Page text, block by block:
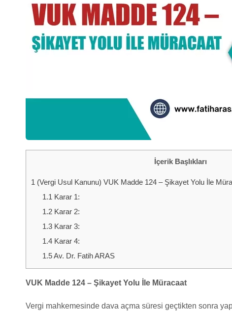
İçerik Başlıkları
1 (Vergi Usul Kanunu) VUK Madde 124 – Şikayet Yolu İle
1.1 Karar 1:
1.2Karar 2:
1.3Karar 3:
1.4Karar 4:
1.5Av. Dr. Fatih ARAS
VUK Madde 124 – Şikayet Yolu İle Müracaat
Vergi mahkemesinde dava açma süresi geçtikten sonra